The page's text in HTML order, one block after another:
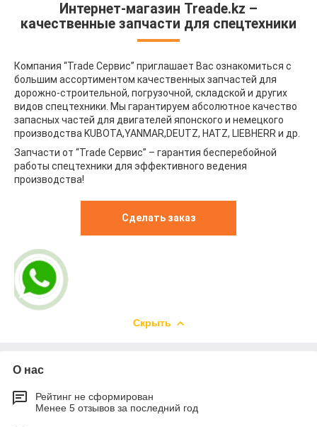
Интернет-магазин Treade.kz –
качественные запчасти для спецтехники
Компания “Trade Сервис” приглашает Вас ознакомиться с
большим ассортиментом качественных запчастей для
дорожно-строительной, погрузочной, складской и других
видов спецтехники. Мы гарантируем абсолютное качество
запасных частей для двигателей японского и немецкого
производства KUBOTA,YANMAR,DEUTZ, HATZ, LIEBHERR и др.
Запчасти от “Trade Сервис” – гарантия бесперебойной
работы спецтехники для эффективного ведения
производства!
Сделать заказ
Скрыть
О нас
Рейтинг не сформирован
Менее 5 отзывов за последний год